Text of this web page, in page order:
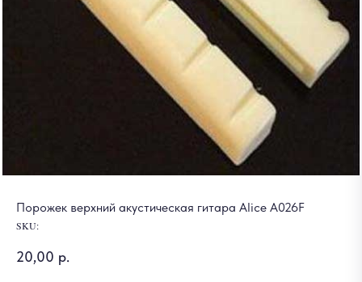
Порожек верхний акустическая гитара Alice A026F
SKU:
20,00 р.